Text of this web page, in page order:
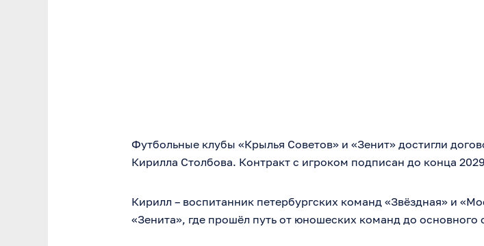
Футбольные клубы «Крылья Советов» и «Зенит» достигли
Кирилла Столбова. Контракт с игроком подписан до конца
Кирилл – воспитанник петербургских команд «Звёздная» и
«Зенита», где прошёл путь от юношеских команд до основного